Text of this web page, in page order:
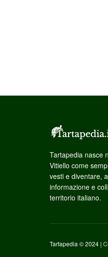
Tartapedia nasce
Vitiello come
vesti e diventare,
informazione e
territorio italiano.
Tartapedia © 2024 |